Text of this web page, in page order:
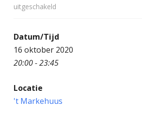
uitgeschakeld
o
Datum/Tijd
16 oktober 2020
20:00 - 23:45
Locatie
't Markehuus